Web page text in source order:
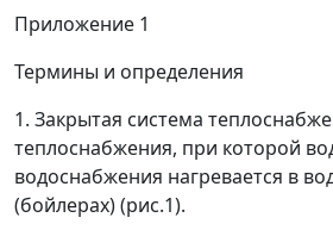
Приложение 1
Термины и определения
1. Закрытая система
теплоснабжения, при которой
водоснабжения нагревается в
(бойлерах) (рис.1).